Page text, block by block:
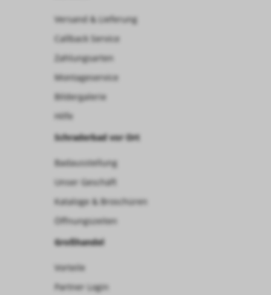
Versand & Lieferung
Callback Service
Zahlungsarten
Montageservice
Bildergalerie
Hilfe
Schraderbad vor Ort
Badausstellung
Unser Geschäft
Kataloge & Broschüren
Öffnungszeiten
Großhandel
Vorteile
Partner Login